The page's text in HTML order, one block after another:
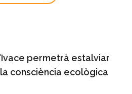
Ivace permetrà estalviar
consciència ecològica